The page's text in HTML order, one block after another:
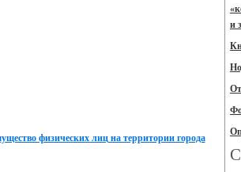
физических лиц на территории города
и